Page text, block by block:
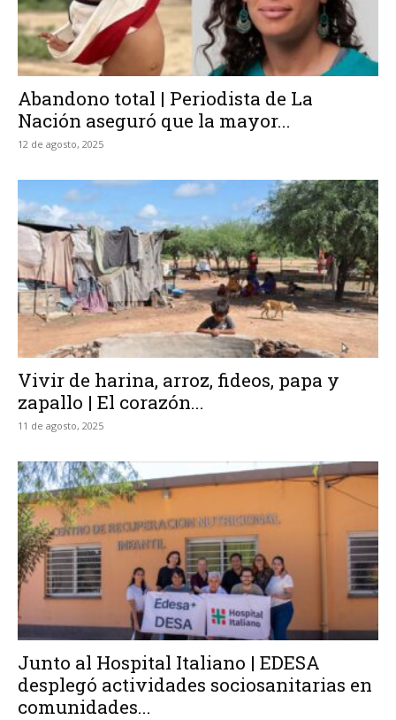
Abandono total | Periodista de La
Nación aseguró que la mayor...
12 de agosto, 2025
Vivir de harina, arroz, fideos, papa y
zapallo | El corazón...
11 de agosto, 2025
Junto al Hospital Italiano | EDESA
desplegó actividades sociosanitarias en
comunidades...